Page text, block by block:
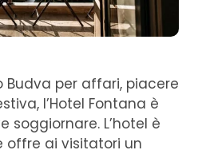
per affari, piacere
l’Hotel Fontana è
soggiornare. L’hotel è
offre ai visitatori un